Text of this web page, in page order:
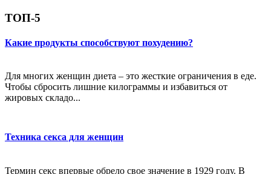
ТОП-5
Какие продукты способствуют похудению?
Для многих женщин диета – это жесткие ограничения в еде.
Чтобы сбросить лишние килограммы и избавиться от
жировых складо...
Техника секса для женщин
Термин секс впервые обрело свое значение в 1929 году. В